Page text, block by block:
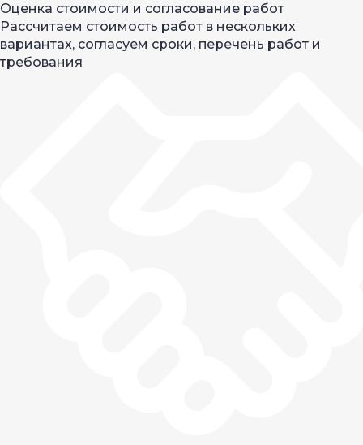
Оценка стоимости и согласование работ
Рассчитаем стоимость работ в нескольких
вариантах, согласуем сроки, перечень работ и
требования